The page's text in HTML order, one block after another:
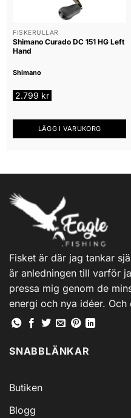
FISKERULLAR
Shimano Curado DC 151 HG Left
Hand
Shimano
2.799 kr
LÄGG I VARUKORG
Fisket är där jag tankar
är anledningen till varför
pressa mig genom de
energi och nya idéer.
SNABBLÄNKAR
Butiken
Blogg